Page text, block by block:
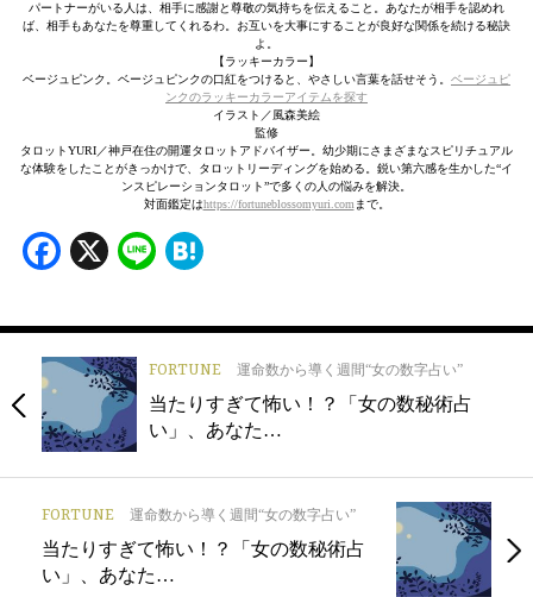
パートナーがいる人は、相手に感謝と尊敬の気持ちを伝えること。あなたが相手を認めれ
ば、相手もあなたを尊重してくれるわ。お互いを大事にすることが良好な関係を続ける秘訣
よ。
【ラッキーカラー】
ベージュピンク。ベージュピンクの口紅をつけると、やさしい言葉を話せそう。 ベージュピ
ンクのラッキーカラーアイテムを探す
イラスト／風森美絵
監修
タロットYURI／神戸在住の開運タロットアドバイザー。幼少期にさまざまなスピリチュアル
な体験をしたことがきっかけで、タロットリーディングを始める。鋭い第六感を生かした“イ
ンスピレーションタロット”で多くの人の悩みを解決。
対面鑑定はhttps://fortuneblossomyuri.com まで。
Facebook
X Line
FORTUNE 運命数から導く週間“女の数字占い”
当たりすぎて怖い！？「女の数秘術占
い」、あなた…
FORTUNE 運命数から導く週間“女の数字占い”
当たりすぎて怖い！？「女の数秘術占
い」、あなた…